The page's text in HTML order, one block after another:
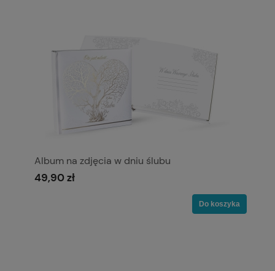
Album na zdjęcia w dniu ślubu
49,90 zł
Do koszyka